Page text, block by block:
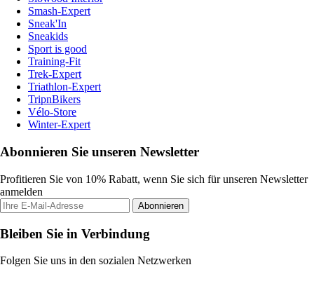
Smash-Expert
Sneak'In
Sneakids
Sport is good
Training-Fit
Trek-Expert
Triathlon-Expert
TripnBikers
Vélo-Store
Winter-Expert
Abonnieren Sie unseren Newsletter
Profitieren Sie von 10% Rabatt, wenn Sie sich für unseren Newsletter
anmelden
Abonnieren
Bleiben Sie in Verbindung
Folgen Sie uns in den sozialen Netzwerken